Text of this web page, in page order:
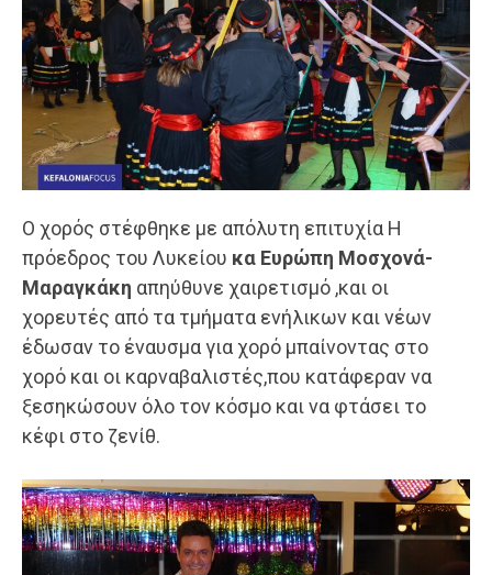
Ο χορός στέφθηκε με απόλυτη επιτυχία Η
πρόεδρος του Λυκείου κα Ευρώπη Μοσχονά-
Μαραγκάκη απηύθυνε χαιρετισμό ,και οι
χορευτές από τα τμήματα ενήλικων και νέων
έδωσαν το έναυσμα για χορό μπαίνοντας στο
χορό και οι καρναβαλιστές,που κατάφεραν να
ξεσηκώσουν όλο τον κόσμο και να φτάσει το
κέφι στο ζενίθ.